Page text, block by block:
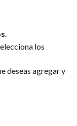
.
los
deseas agregar y